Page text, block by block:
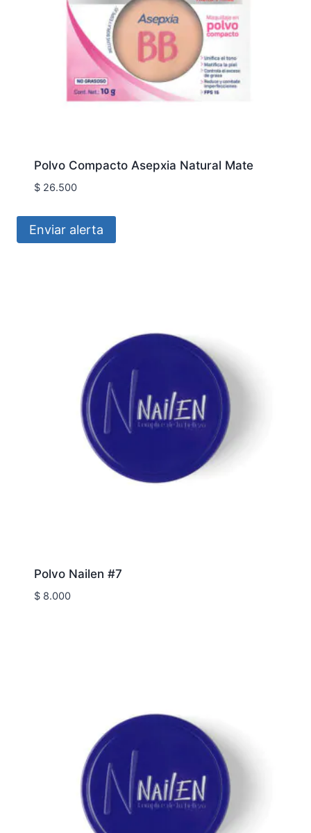
Polvo Compacto Asepxia Natural Mate
$26.500
Enviar alerta
Polvo Nailen #7
$8.000